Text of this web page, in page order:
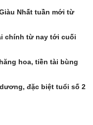
Nhất tuần mới từ
chính từ nay tới cuối
hoa, tiền tài bùng
đặc biệt tuổi số 2